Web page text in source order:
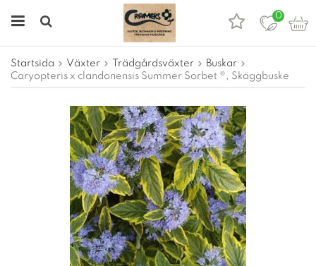
0
Startsida Växter Trädgårdsväxter
Buskar
Caryopteris x clandonensis Summer Sorbet ®, Skäggbuske